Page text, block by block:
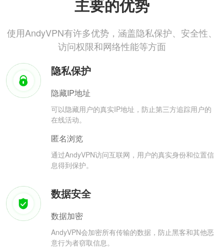
主要的优势
使用AndyVPN有许多优势，涵盖隐私保护、安全性、
访问权限和网络性能等方面
隐私保护
隐藏IP地址
可以隐藏用户的真实IP地址，防止第三方追踪用户的
在线活动。
匿名浏览
通过AndyVPN访问互联网，用户的真实身份和位置信
息得到保护。
数据安全
数据加密
AndyVPN会加密所有传输的数据，防止黑客和其他恶
意行为者窃取信息。